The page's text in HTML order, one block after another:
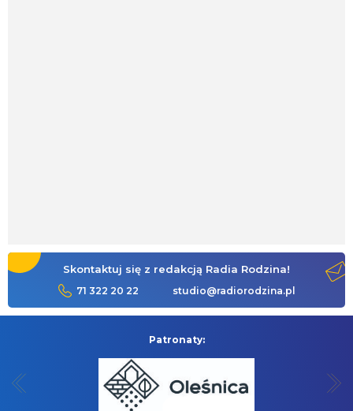
Skontaktuj się z redakcją Radia Rodzina!
71 322 20 22 studio@radiorodzina.pl
Patronaty: